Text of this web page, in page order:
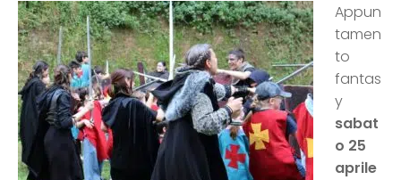
Appun
tamen
to
fantas
y
sabat
o 25
aprile